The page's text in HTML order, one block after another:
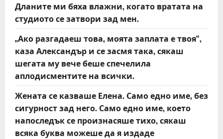
g
a
t
i
o
n
Дланите ми бяха влажни, когато вратата на
студиото се затвори зад мен.
„Ако разгадаеш това, моята заплата е твоя“,
каза Александър и се засмя така, сякаш
шегата му вече беше спечелила
аплодисментите на всички.
Жената се казваше Елена. Само едно име, без
сигурност зад него. Само едно име, което
напоследък се произнасяше тихо, сякаш
всяка буква можеше да я издаде